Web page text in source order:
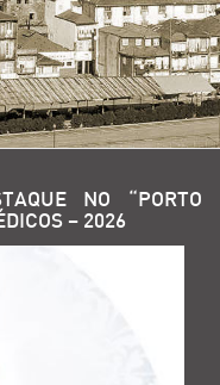
NO “PORTO
– 2026